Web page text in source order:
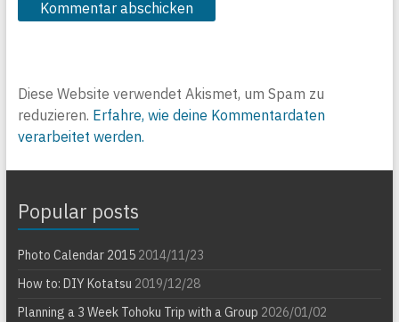
Diese Website verwendet Akismet, um Spam zu
reduzieren. Erfahre, wie deine Kommentardaten
verarbeitet werden.
Popular posts
Photo Calendar 20152014/11/23
How to: DIY Kotatsu 2019/12/28
Planning a 3 Week Tohoku Trip with a Group 2026/01/02